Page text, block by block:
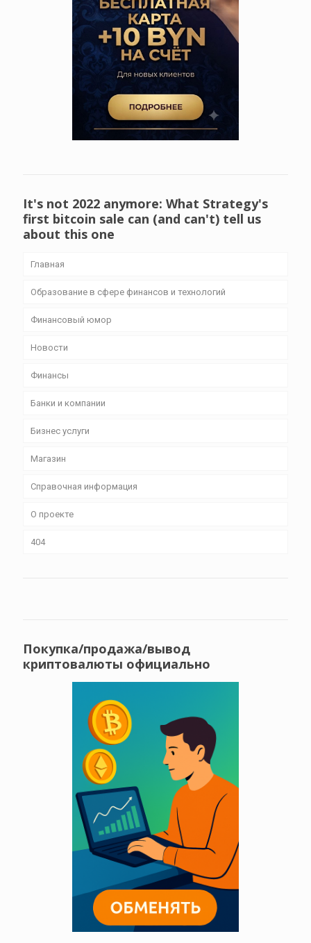
It's not 2022 anymore: What Strategy's
first bitcoin sale can (and can't) tell us
about this one
Главная
Образование в сфере финансов и технологий
Финансовый юмор
Новости
Финансы
Банки и компании
Бизнес уcлуги
Магазин
Справочная информация
О проекте
404
Покупка/продажа/вывод
криптовалюты официально